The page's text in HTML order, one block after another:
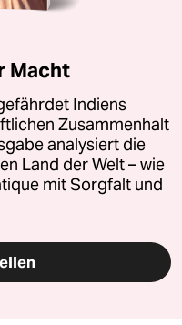
Macht
Indiens
Zusammenhalt
analysiert die
Land der Welt – wie
mit Sorgfalt und